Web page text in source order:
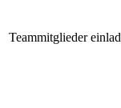
Teammitglieder